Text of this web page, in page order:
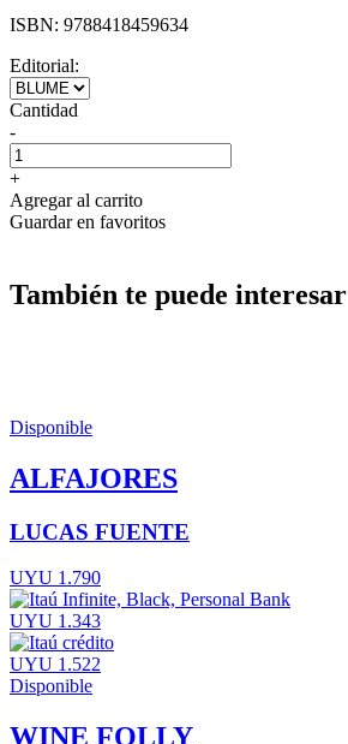
ISBN: 9788418459634
Editorial:
Cantidad
-
+
Agregar al carrito
Guardar en favoritos
También te puede interesar
Disponible
ALFAJORES
LUCAS FUENTE
UYU 1.790
UYU 1.343
UYU 1.522
Disponible
WINE FOLLY